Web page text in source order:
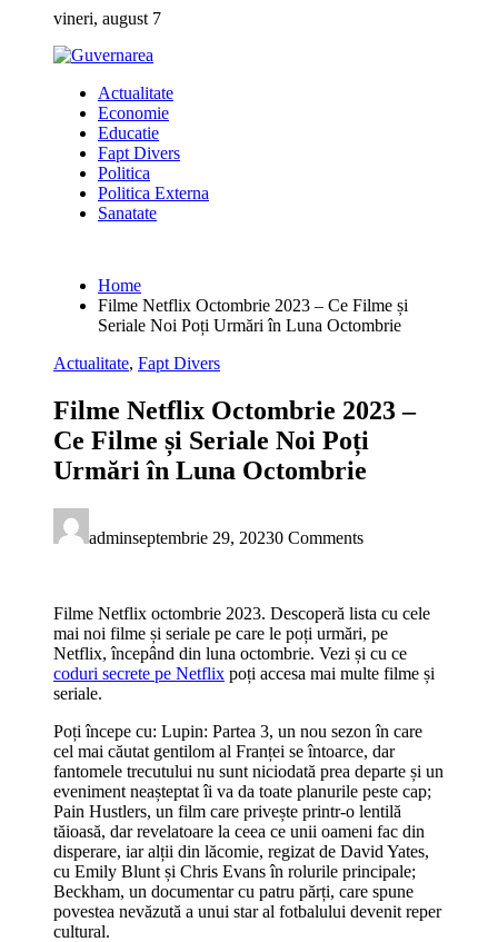
content
vineri, august 7
Actualitate
Economie
Educatie
Fapt Divers
Politica
Politica Externa
Sanatate
Home
Filme Netflix Octombrie 2023 – Ce Filme și
Seriale Noi Poți Urmări în Luna Octombrie
Actualitate, Fapt Divers
Filme Netflix Octombrie 2023 –
Ce Filme și Seriale Noi Poți
Urmări în Luna Octombrie
adminseptembrie 29, 20230 Comments
Filme Netflix octombrie 2023. Descoperă lista cu cele
mai noi filme și seriale pe care le poți urmări, pe
Netflix, începând din luna octombrie. Vezi și cu ce
coduri secrete pe Netflix poți accesa mai multe filme și
seriale.
Poți începe cu: Lupin: Partea 3, un nou sezon în care
cel mai căutat gentilom al Franței se întoarce, dar
fantomele trecutului nu sunt niciodată prea departe și un
eveniment neașteptat îi va da toate planurile peste cap;
Pain Hustlers, un film care privește printr-o lentilă
tăioasă, dar revelatoare la ceea ce unii oameni fac din
disperare, iar alții din lăcomie, regizat de David Yates,
cu Emily Blunt și Chris Evans în rolurile principale;
Beckham, un documentar cu patru părți, care spune
povestea nevăzută a unui star al fotbalului devenit reper
cultural.